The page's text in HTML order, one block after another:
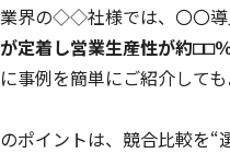
界の◇◇社様では、〇〇
定着し営業生産性が約⬜︎⬜︎
事例を簡単にご紹介して
ポイントは、競合比較を“